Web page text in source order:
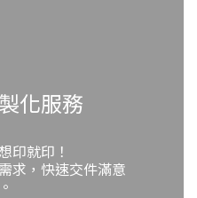
化服務
印就印！
求，快速交件滿意